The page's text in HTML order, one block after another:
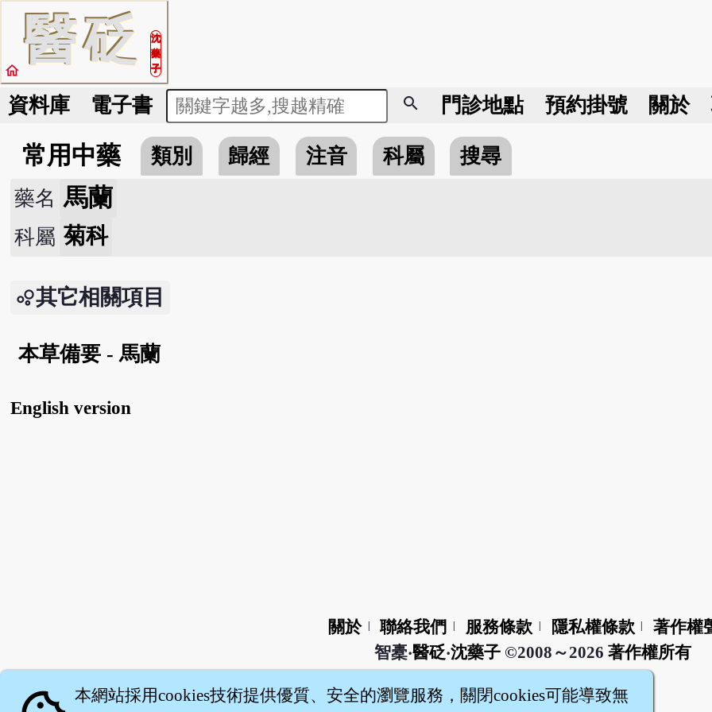
醫砭
沈
藥
子
home
資料庫 電子書 search 門診地點 預約掛號 關於
常用中藥 類別 歸經 注音 科屬
搜尋
藥名 馬蘭
科屬 菊科
其它相關項目
本草備要 - 馬蘭
English version
關於 聯絡我們 服務條款 隱私權條款
著作權
智橐‧醫砭‧沈藥子©2008～2026 著作權所有
本網站採用cookies技術提供優質、安全的瀏覽服務，關閉cookies可能導致無